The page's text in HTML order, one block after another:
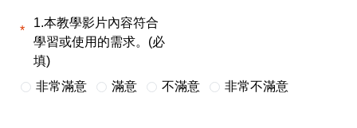
1.本教學影片內容符合
學習或使用的需求。(必
填)
非常滿意
滿意 不滿意 非常不滿意